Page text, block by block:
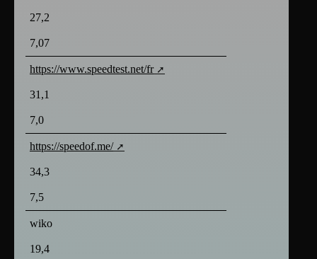
27,2
7,07
https://www.speedtest.net/fr
31,1
7,0
https://speedof.me/
34,3
7,5
wiko
19,4